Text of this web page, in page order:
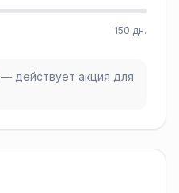
150 дн.
— действует акция для